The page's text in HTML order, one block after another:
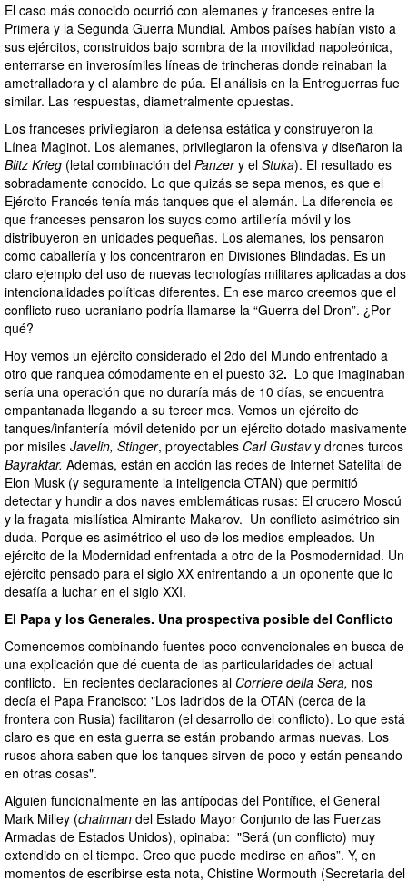
El caso más conocido ocurrió con alemanes y franceses entre la
Primera y la Segunda Guerra Mundial. Ambos países habían visto a
sus ejércitos, construidos bajo sombra de la movilidad napoleónica,
enterrarse en inverosímiles líneas de trincheras donde reinaban la
ametralladora y el alambre de púa. El análisis en la Entreguerras fue
similar. Las respuestas, diametralmente opuestas.
Los franceses privilegiaron la defensa estática y construyeron la
Línea Maginot. Los alemanes, privilegiaron la ofensiva y diseñaron la
Blitz Krieg (letal combinación del Panzery el Stuka). El resultado es
sobradamente conocido. Lo que quizás se sepa menos, es que el
Ejército Francés tenía más tanques que el alemán. La diferencia es
que franceses pensaron los suyos como artillería móvil y los
distribuyeron en unidades pequeñas. Los alemanes, los pensaron
como caballería y los concentraron en Divisiones Blindadas. Es un
claro ejemplo del uso de nuevas tecnologías militares aplicadas a dos
intencionalidades políticas diferentes. En ese marco creemos que el
conflicto ruso-ucraniano podría llamarse la “Guerra del Dron”. ¿Por
qué?
Hoy vemos un ejército considerado el 2do del Mundo enfrentado a
otro que ranquea cómodamente en el puesto 32. Lo que imaginaban
sería una operación que no duraría más de 10 días, se encuentra
empantanada llegando a su tercer mes. Vemos un ejército de
tanques/infantería móvil detenido por un ejército dotado masivamente
por misiles Javelin, Stinger, proyectables Carl Gustavy drones turcos
Bayraktar. Además, están en acción las redes de Internet Satelital de
Elon Musk (y seguramente la inteligencia OTAN) que permitió
detectar y hundir a dos naves emblemáticas rusas: El crucero Moscú
y la fragata misilística Almirante Makarov. Un conflicto asimétrico sin
duda. Porque es asimétrico el uso de los medios empleados. Un
ejército de la Modernidad enfrentada a otro de la Posmodernidad. Un
ejército pensado para el siglo XX enfrentando a un oponente que lo
desafía a luchar en el siglo XXI.
El Papa y los Generales. Una prospectiva posible del Conflicto
Comencemos combinando fuentes poco convencionales en busca de
una explicación que dé cuenta de las particularidades del actual
conflicto. En recientes declaraciones al Corriere della Sera, nos
decía el Papa Francisco: "Los ladridos de la OTAN (cerca de la
frontera con Rusia) facilitaron (el desarrollo del conflicto). Lo que está
claro es que en esta guerra se están probando armas nuevas. Los
rusos ahora saben que los tanques sirven de poco y están pensando
en otras cosas".
Alguien funcionalmente en las antípodas del Pontífice, el General
Mark Milley (chairman del Estado Mayor Conjunto de las Fuerzas
Armadas de Estados Unidos), opinaba: "Será (un conflicto) muy
extendido en el tiempo. Creo que puede medirse en años”. Y, en
momentos de escribirse esta nota, Chistine Wormouth (Secretaria del